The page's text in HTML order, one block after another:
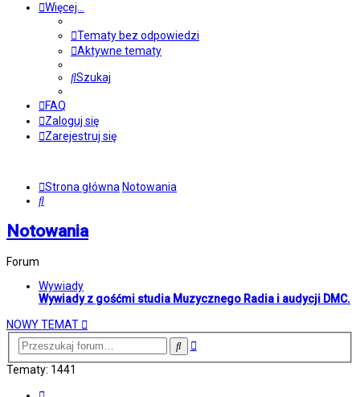
Więcej…
Tematy bez odpowiedzi
Aktywne tematy
Szukaj
FAQ
Zaloguj się
Zarejestruj się
Strona główna Notowania
Szukaj
Notowania
Forum
Wywiady
Wywiady z gośćmi studia Muzycznego Radia i audycji DMC.
NOWY TEMAT
SzukajWyszukiwanie
Tematy: 1441